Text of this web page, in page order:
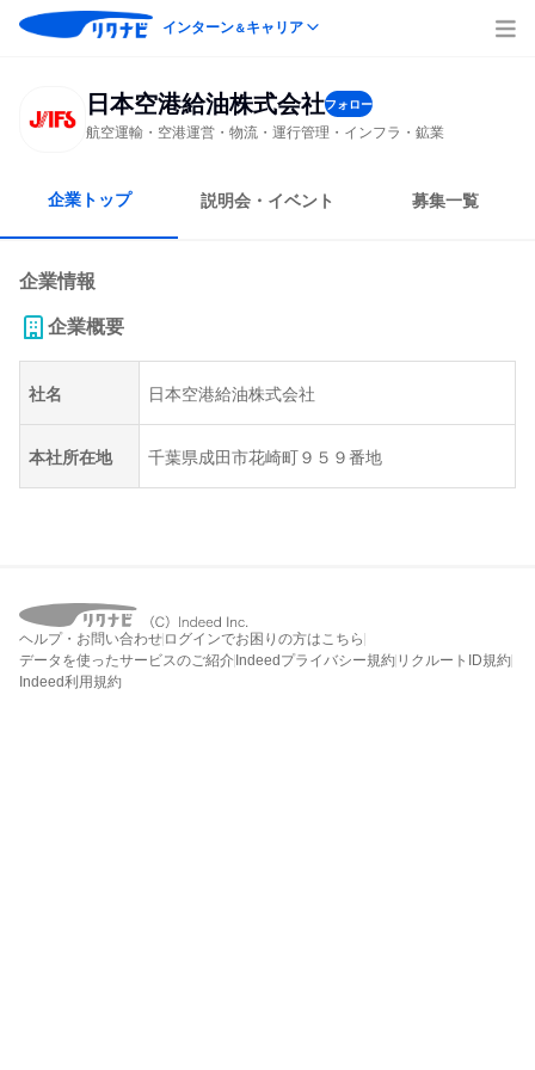
インターン＆キャリア
日本空港給油株式会社フォロー
航空運輸・空港運営・物流・運行管理・インフラ・鉱業
企業トップ 説明会・イベント 募集一覧
企業情報
企業概要
社名 日本空港給油株式会社
本社所在地 千葉県成田市花崎町９５９番地
ヘルプ・お問い合わせ ログインでお困りの方はこちら
データを使ったサービスのご紹介 Indeedプライバシー規約 リクルートID規約
Indeed利用規約